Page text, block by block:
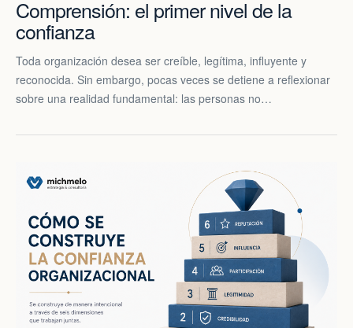
Comprensión: el primer nivel de la
confianza
Toda organización desea ser creíble, legítima, influyente y
reconocida. Sin embargo, pocas veces se detiene a reflexionar
sobre una realidad fundamental: las personas no…